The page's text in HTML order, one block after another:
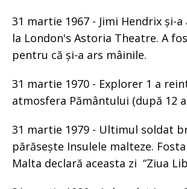
31 martie 1967 - Jimi Hendrix și-
la London's Astoria Theatre. A
pentru că și-a ars mâinile.
31 martie 1970 - Explorer 1 a
atmosfera Pământului (după 12
31 martie 1979 - Ultimul soldat
părăsește Insulele malteze.
Malta declară aceasta zi “Ziua